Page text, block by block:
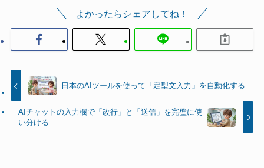
よかったらシェアしてね！
日本のAIツールを使って「定型文入力」を自動化する
AIチャットの入力欄で「改行」と「送信」を完璧に使
い分ける